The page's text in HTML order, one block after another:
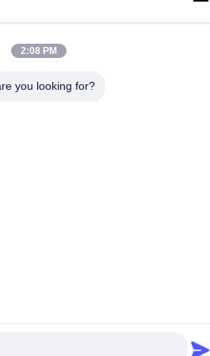
Jiangsu, 215127, China
2:08 PM
you looking for?